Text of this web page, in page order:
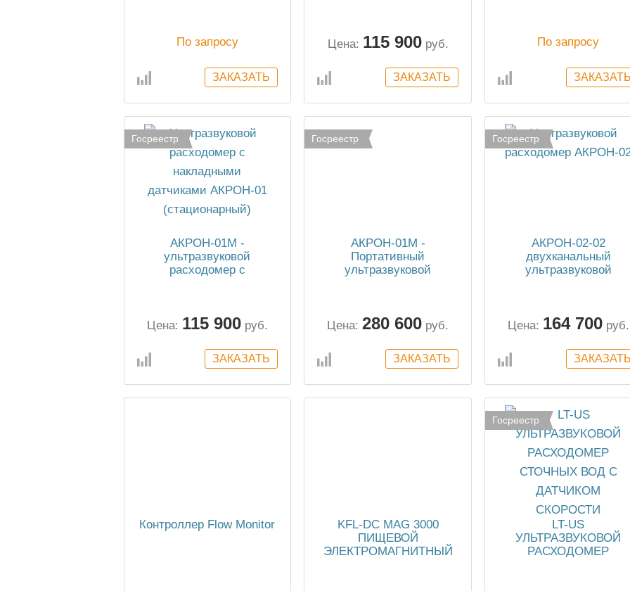
По запросу Цена: 115 900 руб. По запросу
Госреестр
АКРОН-01М -
ультразвуковой
расходомер с
Цена: 115 900 руб.
Госреестр
АКРОН-01М -
Портативный
ультразвуковой
Цена: 280 600 руб.
Госреестр
АКРОН-02-02
двухканальный
ультразвуковой
Цена: 164 700 руб.
Контроллер Flow Monitor
KFL-DC MAG 3000
ПИЩЕВОЙ
ЭЛЕКТРОМАГНИТНЫЙ
Госреестр
LT-US
УЛЬТРАЗВУКОВОЙ
РАСХОДОМЕР